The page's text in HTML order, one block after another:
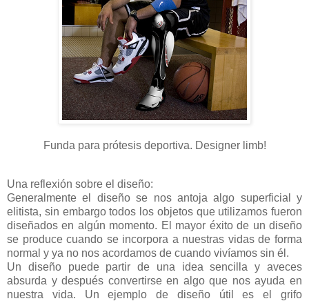
Funda para prótesis deportiva. Designer limb!
Una reflexión sobre el diseño:
Generalmente el diseño se nos antoja algo superficial y
elitista, sin embargo todos los objetos que utilizamos fueron
diseñados en algún momento. El mayor éxito de un diseño
se produce cuando se incorpora a nuestras vidas de forma
normal y ya no nos acordamos de cuando vivíamos sin él.
Un diseño puede partir de una idea sencilla y aveces
absurda y después convertirse en algo que nos ayuda en
nuestra vida. Un ejemplo de diseño útil es el grifo